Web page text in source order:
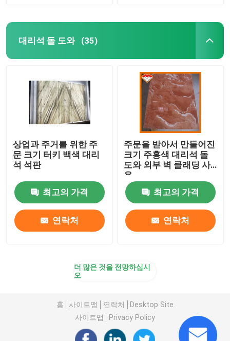
대리석 돌 도와 (35)
상업과 주거를 위한 주
문 크기 터키 백색 대리
석 석판
최고의 가격
연락처
주문을 받아서 만들어진
크기 주홍색 대리석 돌
도와 외부 벽 클래딩 사
용
최고의 가격
연락처
더 많은 것을 전망하십시
오
홈 사이트맵 연락처
Desktop Site
사이트맵
Privacy Policy